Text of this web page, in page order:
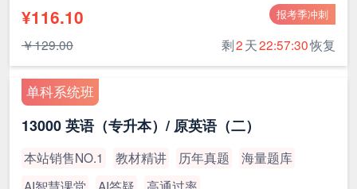
报考季冲刺
¥116.10
￥129.00 剩2天22:57:30恢复
单科系统班
13000 英语（专升本）/ 原英语（二）
本站销售NO.1 教材精讲 历年真题
海量题库